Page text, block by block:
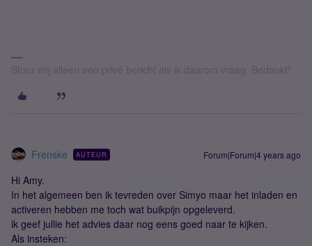
Stuur mij alleen een privé bericht als ik daarom vraag. Bedankt!
Frenske AUTEUR Forum|Forum|4 years ago
Hi Amy.
In het algemeen ben ik tevreden over Simyo maar het inladen en
activeren hebben me toch wat buikpijn opgeleverd.
ik geef jullie het advies daar nog eens goed naar te kijken.
Als insteken: